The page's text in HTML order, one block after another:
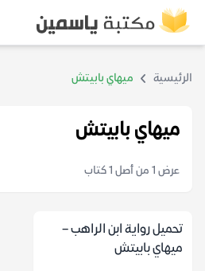
الرئيسية ميهاي بابيتش
ميهاي بابيتش
عرض 1 من أصل 1 كتاب
تحميل رواية ابن الراهب –
ميهاي بابيتش